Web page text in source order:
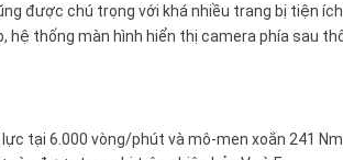
được chú trọng với khá nhiều trang bị tiện
thống màn hình hiển thị camera phía sau
tại 6.000 vòng/phút và mô-men xoắn 241